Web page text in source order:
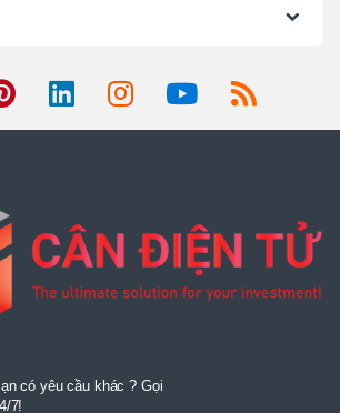
có yêu cầu khác ? Gọi
7!